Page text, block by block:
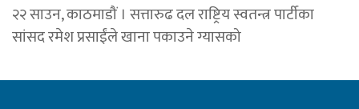
२२ साउन, काठमाडौं । सत्तारुढ दल राष्ट्रिय स्वतन्त्र पार्टीका
सांसद रमेश प्रसाईंले खाना पकाउने ग्यासको